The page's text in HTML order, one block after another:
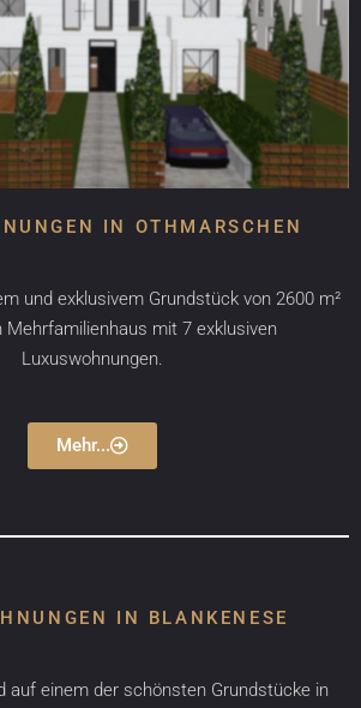
IN OTHMARSCHEN
und exklusivem Grundstück von 2600 m²
mit 7 exklusiven
Luxuswohnungen.
Mehr...
IN BLANKENESE
auf einem der schönsten Grundstücke in